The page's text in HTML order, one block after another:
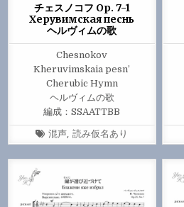
チェスノコフ Op. 7-1
Херувимская песнь
ヘルヴィムの歌
Chesnokov
Kheruvimskaia pesn’
Cherubic Hymn
ヘルヴィムの歌
編成：SSAATTBB
Tagged
混声,読み仮名あり